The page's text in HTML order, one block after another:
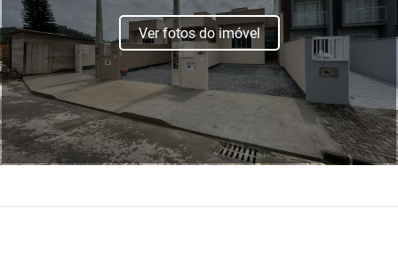
Ver fotos do imóvel